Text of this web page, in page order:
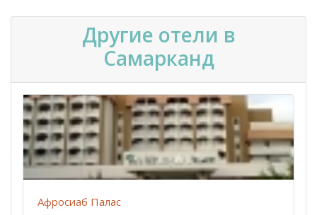
Другие отели в
Самарканд
Афросиаб Палас